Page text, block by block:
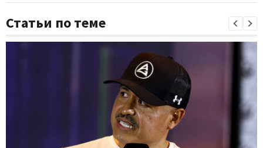
Статьи по теме